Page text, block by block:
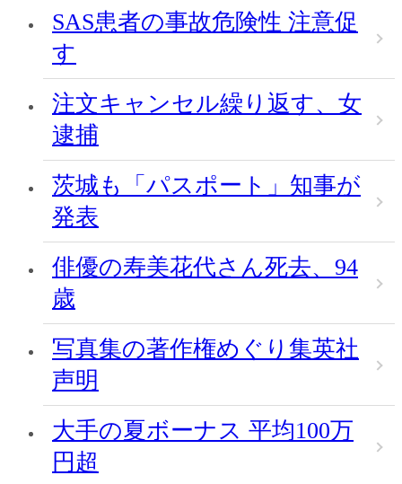
SAS患者の事故危険性 注意促
す
注文キャンセル繰り返す、女
逮捕
茨城も「パスポート」知事が
発表
俳優の寿美花代さん死去、94
歳
写真集の著作権めぐり集英社
声明
大手の夏ボーナス 平均100万
円超